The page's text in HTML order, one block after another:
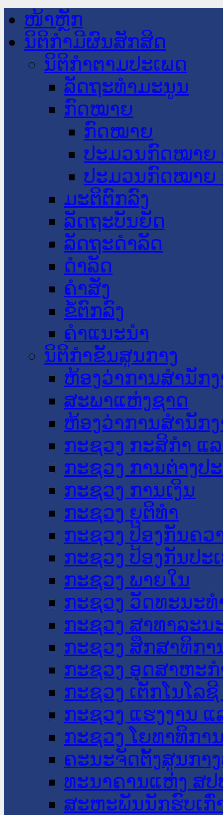
ໜ້າຫຼັກ
ນິຕິກໍາມີຜົນສັກສິດ
ນິຕິກໍາຕາມປະເພດ
ລັດຖະທໍາມະນູນ
ກົດໝາຍ
ກົດໝາຍ
ປະມວນກົດໝາຍ
ປະມວນກົດໝາຍ
ມະຕິຕົກລົງ
ລັດຖະບັນຍັດ
ລັດຖະດໍາລັດ
ດໍາລັດ
ຄໍາສັ່ງ
ຂໍ້ຕົກລົງ
ຄໍາແນະນໍາ
ນິຕິກໍາຂັ້ນສູນກາງ
ຫ້ອງວ່າການສໍານັກ
ສະພາແຫ່ງຊາດ
ຫ້ອງວ່າການສຳນັກ
ກະຊວງ ກະສິກຳ ແ
ກະຊວງ ການຕ່າງປ
ກະຊວງ ການເງິນ
ກະຊວງ ຍຸຕິທໍາ
ກະຊວງ ປ້ອງກັນຄວ
ກະຊວງ ປ້ອງກັນປະ
ກະຊວງ ພາຍໃນ
ກະຊວງ ວັດທະນະ
ກະຊວງ ສາທາລະນ
ກະຊວງ ສຶກສາທິກາ
ກະຊວງ ອຸດສາຫະ
ກະຊວງ ເຕັກໂນໂລ
ກະຊວງ ແຮງງານ
ກະຊວງ ໂຍທາທິກາ
ຄະນະຈັດຕັ້ງສູນກາ
ທະນາຄານແຫ່ງ ສປ
ສະຫະພັນນັກຮົບເກົ່